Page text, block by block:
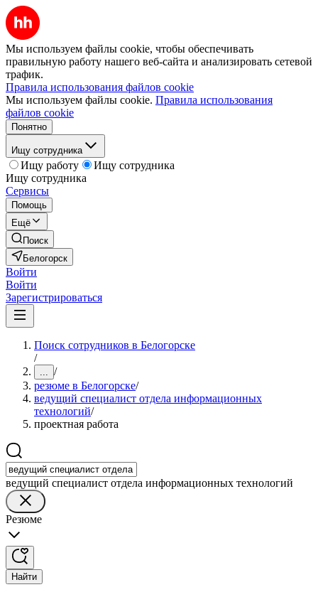
Мы используем файлы cookie, чтобы обеспечивать
правильную работу нашего веб-сайта и анализировать сетевой
трафик.
Правила использования файлов cookie
Мы используем файлы cookie. Правила использования
файлов cookie
Понятно
Ищу сотрудника
Ищу работу
Ищу сотрудника
Ищу сотрудника
Сервисы
Помощь
Ещё
Поиск
Белогорск
Войти
Войти
Зарегистрироваться
Поиск сотрудников в Белогорске
/
... /
резюме в Белогорске/
ведущий специалист отдела информационных
технологий/
проектная работа
ведущий специалист отдела информационных технологий
Резюме
Найти